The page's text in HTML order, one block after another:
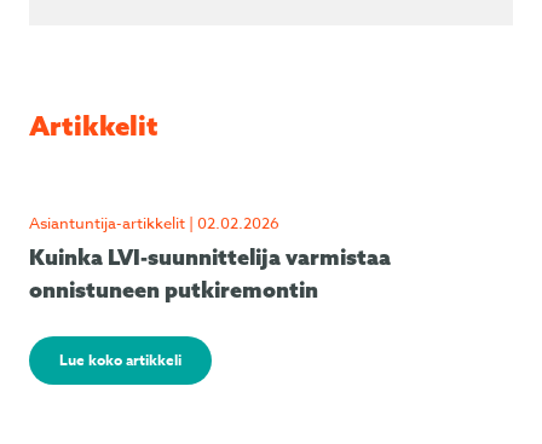
Artikkelit
Asiantuntija-artikkelit | 02.02.2026
Kuinka LVI-suunnittelija varmistaa
onnistuneen putkiremontin
Lue koko artikkeli